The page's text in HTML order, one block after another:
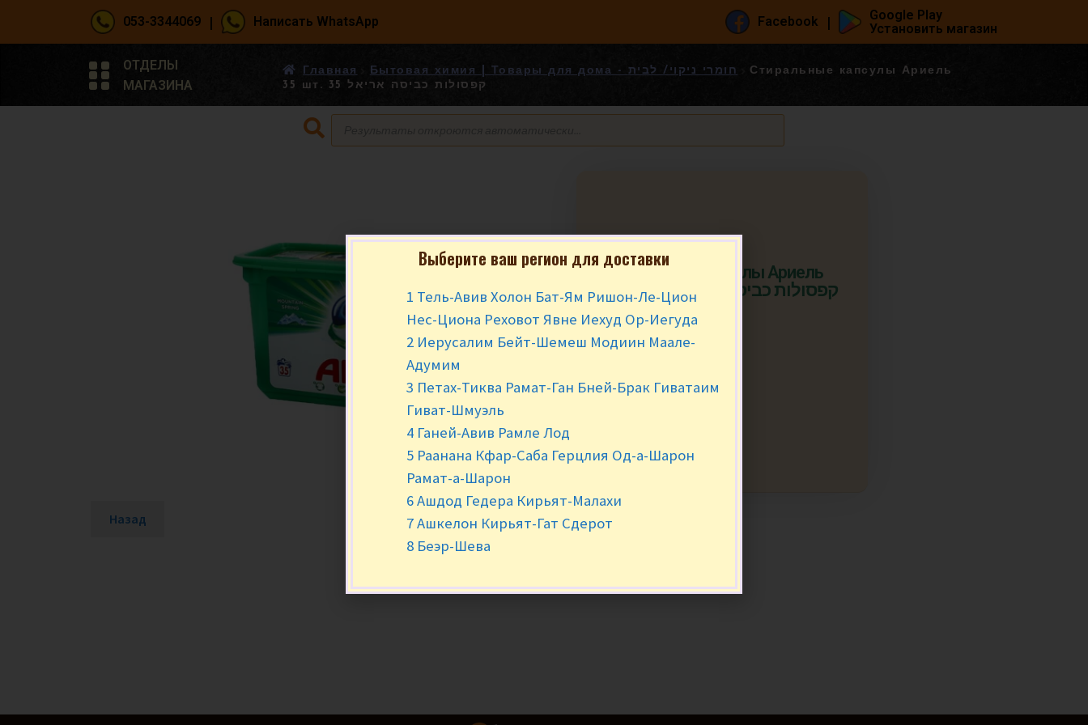
053-3344069 | Написать WhatsApp Facebook |
Google Play
Установить магазин
ОТДЕЛЫ
МАГАЗИНА
Главная Бытовая химия | Товары для дома - חומרי ניקוי/ לבית
Стиральные капсулы Ариель
35 шт. קפסולות כביסה אריאל 35
Стиральные капсулы Ариель
35 шт. קפסולות כביסה אריאל 35
₪ 42.90 за уп.
Назад
Выберите ваш регион для доставки
1 Тель-Авив Холон Бат-Ям Ришон-Ле-Цион
Нес-Циона Реховот Явне Иехуд Ор-Иегуда
2 Иерусалим Бейт-Шемеш Модиин Маале-
Адумим
3 Петах-Тиква Рамат-Ган Бней-Брак Гиватаим
Гиват-Шмуэль
4 Ганей-Авив Рамле Лод
5 Раанана Кфар-Саба Герцлия Од-а-Шарон
Рамат-а-Шарон
6 Ашдод Гедера Кирьят-Малахи
7 Ашкелон Кирьят-Гат Сдерот
8 Беэр-Шева